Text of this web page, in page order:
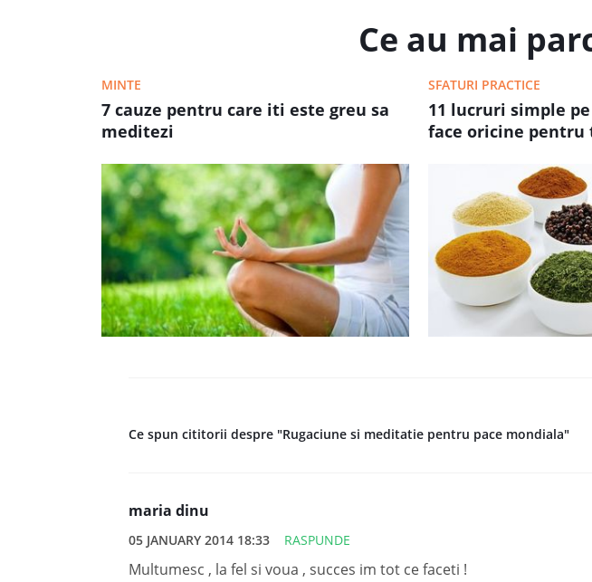
Ce au mai
MINTE
7 cauze pentru care iti este greu sa
meditezi
SFATURI PRACTICE
11 lucruri simple
face oricine pentru
Ce spun cititorii despre "Rugaciune si meditatie pentru pace mondiala"
maria dinu
05 JANUARY 2014 18:33 RASPUNDE
Multumesc , la fel si voua , succes im tot ce faceti !